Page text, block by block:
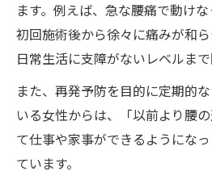
ます。例えば、急な腰痛で動け
初回施術後から徐々に痛みが和
日常生活に支障がないレベルまで
また、再発予防を目的に定期的
いる女性からは、「以前より腰
て仕事や家事ができるようにな
ています。